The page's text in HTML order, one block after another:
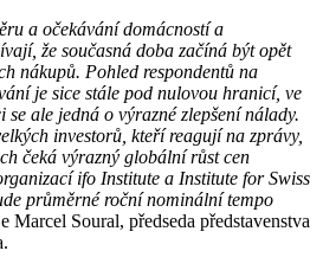
a očekávání domácností a
že současná doba začíná být opět
nákupů. Pohled respondentů na
je sice stále pod nulovou hranicí, ve
ale jedná o výrazné zlepšení nálady.
investorů, kteří reagují na zprávy,
čeká výrazný globální růst cen
ifo Institute a Institute for Swiss
průměrné roční nominální tempo
Marcel Soural, předseda představenstva